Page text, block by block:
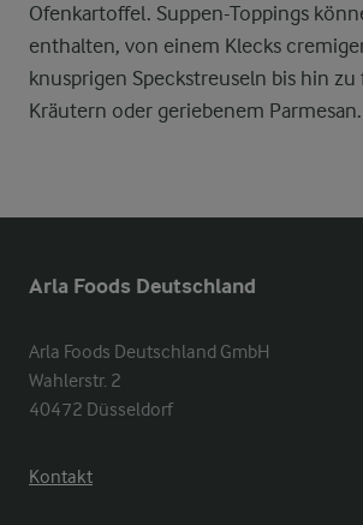
Ofenkartoffel. Suppen-Toppings
enthalten, von einem Klecks
knusprigen Speckstreuseln bis hin zu
Kräutern oder geriebenem Parmesan.
Arla Foods Deutschland
Arla Foods Deutschland GmbH
Wahlerstr. 2
40472 Düsseldorf
Kontakt